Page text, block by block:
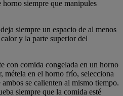
horno siempre que manipules
siempre un espacio de al menos
y la parte superior del
con comida congelada en un horno
métela en el horno frío, selecciona
se calienten al mismo tiempo.
siempre que la comida esté